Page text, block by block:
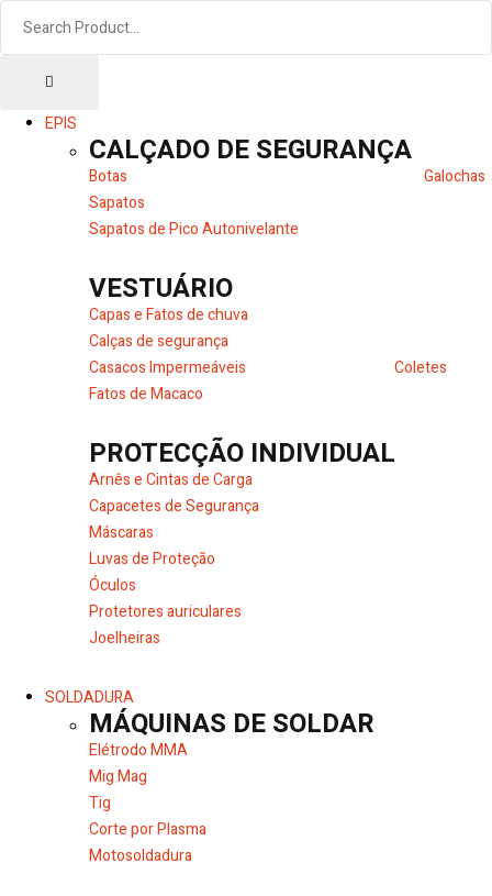
EPIS
CALÇADO DE SEGURANÇA
Botas
Galochas
Sapatos
Sapatos de Pico Autonivelante
VESTUÁRIO
Capas e Fatos de chuva
Calças de segurança
Casacos Impermeáveis
Coletes
Fatos de Macaco
PROTECÇÃO INDIVIDUAL
Arnês e Cintas de Carga
Capacetes de Segurança
Máscaras
Luvas de Proteção
Óculos
Protetores auriculares
Joelheiras
SOLDADURA
MÁQUINAS DE SOLDAR
Elétrodo MMA
Mig Mag
Tig
Corte por Plasma
Motosoldadura